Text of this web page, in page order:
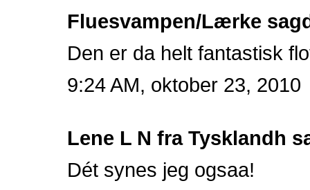
Fluesvampen/Lærke
Den er da helt fantastisk
9:24 AM, oktober 23, 2010
Lene L N fra Tysklandh
Dét synes jeg ogsaa!